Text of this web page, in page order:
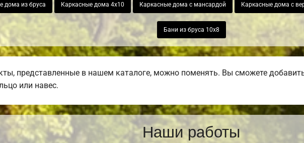
дома из бруса Каркасные дома 4х10 Каркасные дома с мансардой Каркасные дома с
Бани из бруса 10х8
представленные в нашем каталоге, можно поменять. Вы сможете добавить
или навес.
Наши работы